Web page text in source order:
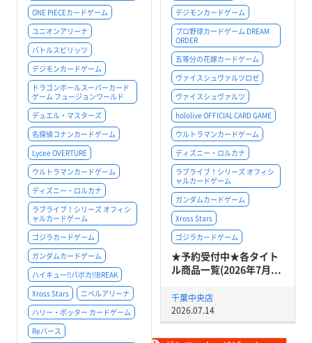
ONE PIECEカードゲーム
ユニオンアリーナ
バトルスピリッツ
デジモンカードゲーム
ドラゴンボールスーパーカード
ゲーム フュージョンワールド
デュエル・マスターズ
名探偵コナンカードゲーム
Lycee OVERTURE
ウルトラマンカードゲーム
ディズニー・ロルカナ
ラブライブ！シリーズ オフィシ
ャルカードゲーム
ゴジラカードゲーム
ガンダムカードゲーム
ハイキュー!!バボカ!!BREAK
Xross Stars
ニベルアリーナ
ハリー・ポッター カードゲーム
Reバース
デジモンカードゲーム
プロ野球カードゲーム DREAM
ORDER
五等分の花嫁カードゲーム
ヴァイスシュヴァルツロゼ
ヴァイスシュヴァルツ
hololive OFFICIAL CARD GAME
ウルトラマンカードゲーム
ディズニー・ロルカナ
ラブライブ！シリーズ オフィシ
ャルカードゲーム
ガンダムカードゲーム
Xross Stars
ゴジラカードゲーム
★予約受付中★各タイト
ル商品一覧(2026年7月...
千葉中央店
2026.07.14